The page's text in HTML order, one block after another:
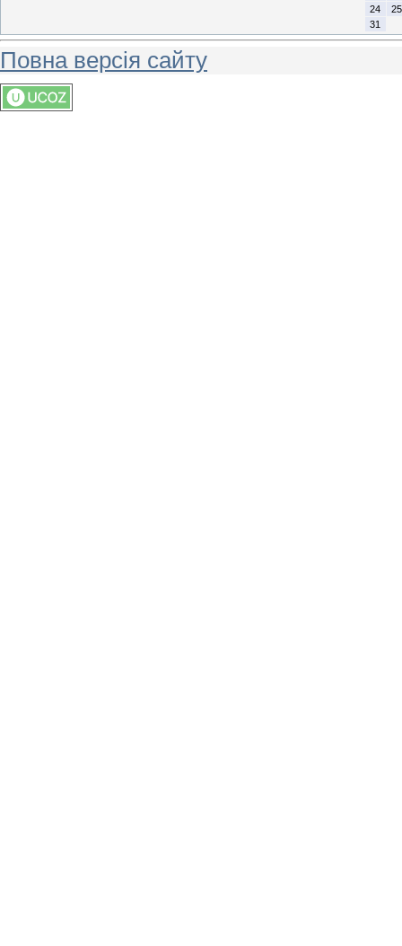
24
25
31
Повна версія сайту